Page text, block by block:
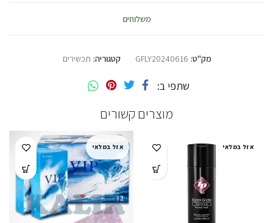
משלוחים
מק"ט: GFLY20240616 קטגוריה: תכשירים
שתפי ב
מוצרים קשורים
אזל במלאי אזל במלאי